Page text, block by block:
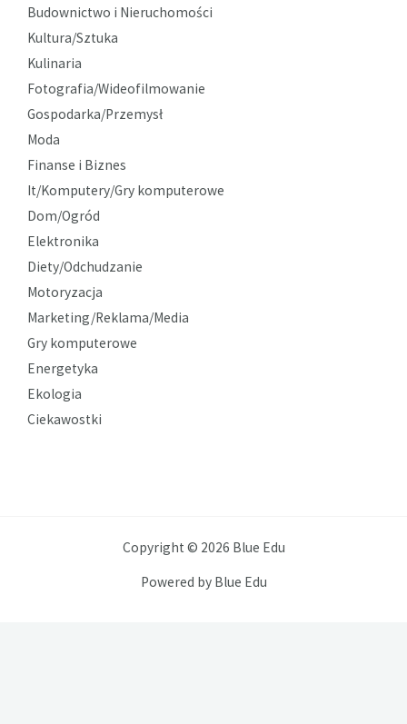
Budownictwo i Nieruchomości
Kultura/Sztuka
Kulinaria
Fotografia/Wideofilmowanie
Gospodarka/Przemysł
Moda
Finanse i Biznes
It/Komputery/Gry komputerowe
Dom/Ogród
Elektronika
Diety/Odchudzanie
Motoryzacja
Marketing/Reklama/Media
Gry komputerowe
Energetyka
Ekologia
Ciekawostki
Copyright © 2026 Blue Edu
Powered by Blue Edu